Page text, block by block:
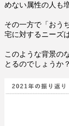
めない属性の人も
その一方で「おう
宅に対するニーズ
このような背景の
とるのでしょうか